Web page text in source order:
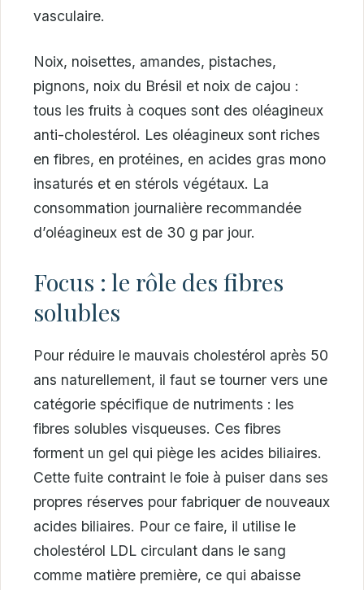
vasculaire.
Noix, noisettes, amandes, pistaches,
pignons, noix du Brésil et noix de cajou :
tous les fruits à coques sont des oléagineux
anti-cholestérol. Les oléagineux sont riches
en fibres, en protéines, en acides gras mono
insaturés et en stérols végétaux. La
consommation journalière recommandée
d’oléagineux est de 30 g par jour.
Focus : le rôle des fibres
solubles
Pour réduire le mauvais cholestérol après 50
ans naturellement, il faut se tourner vers une
catégorie spécifique de nutriments : les
fibres solubles visqueuses. Ces fibres
forment un gel qui piège les acides biliaires.
Cette fuite contraint le foie à puiser dans ses
propres réserves pour fabriquer de nouveaux
acides biliaires. Pour ce faire, il utilise le
cholestérol LDL circulant dans le sang
comme matière première, ce qui abaisse